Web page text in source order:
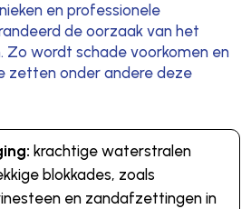
en professionele
de oorzaak van het
Zo wordt schade voorkomen en
zetten onder andere deze
krachtige waterstralen
blokkades, zoals
en zandafzettingen in